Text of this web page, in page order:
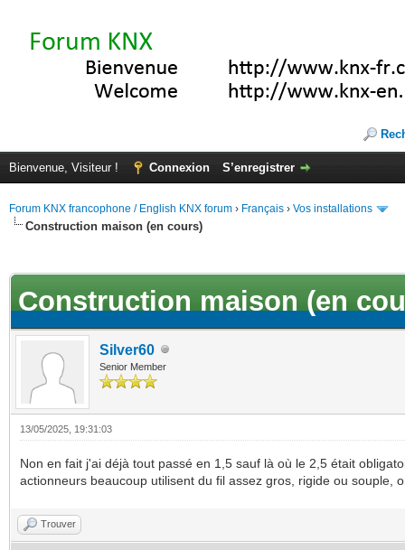
Bienvenue, Visiteur ! Connexion S’enregistrer
Forum KNX francophone / English KNX forum › Français › Vos installations
Construction maison (en cours)
Construction maison (en
Silver60
Senior Member
13/05/2025, 19:31:03
Non en fait j'ai déjà tout passé en 1,5 sauf là où le 2,5 était
actionneurs beaucoup utilisent du fil assez gros, rigide ou souple,
Trouver